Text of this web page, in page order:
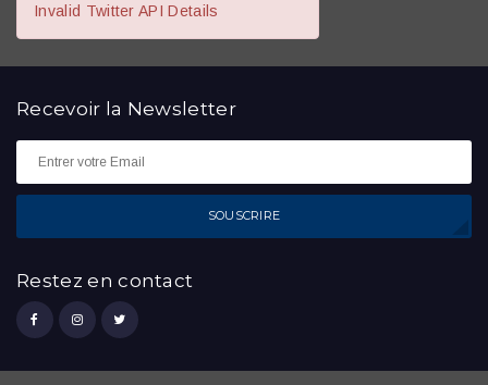
Invalid Twitter API Details
Recevoir la Newsletter
SOUSCRIRE
Restez en contact